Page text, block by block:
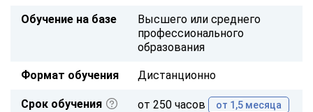
Обучение на базе
Высшего или среднего
профессионального
образования
Формат обучения Дистанционно
Срок обучения от 250 часов от 1,5 месяца